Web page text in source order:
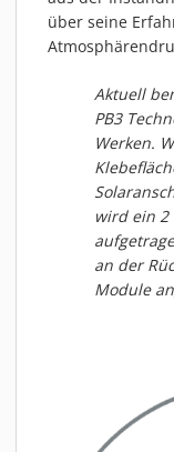
PLASMATOOL
KONZEPTE
DOWNLOADS
ANWENDUNGEN
DESINFEKTION
LACKIEREN
EVENTS
über seine
Aktuell
PB3
Werken.
wird ein 2
an der
Module